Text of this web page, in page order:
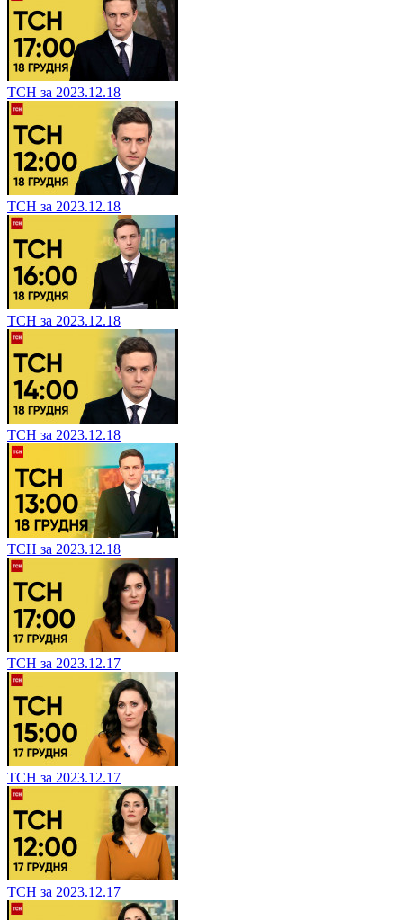
ТСН за 2023.12.18
ТСН за 2023.12.18
ТСН за 2023.12.18
ТСН за 2023.12.18
ТСН за 2023.12.18
ТСН за 2023.12.17
ТСН за 2023.12.17
ТСН за 2023.12.17